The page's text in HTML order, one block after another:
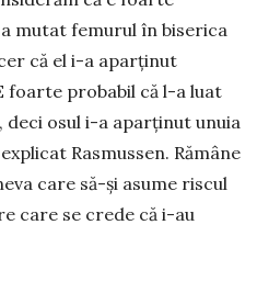
mutat femurul în biserica
că el i-a aparţinut
foarte probabil că l-a luat
osul i-a aparţinut unuia
Rasmussen. Ră­mâne
care să-şi asume riscul
care se cre­de că i-au